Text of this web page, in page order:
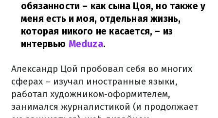
обязанности – как сына Цоя, но также у
меня есть и моя, отдельная жизнь,
которая никого не касается, – из
интервью Meduza.
Александр Цой пробовал себя во многих
сферах – изучал иностранные языки,
работал художником-оформителем,
занимался журналистикой (и продолжает